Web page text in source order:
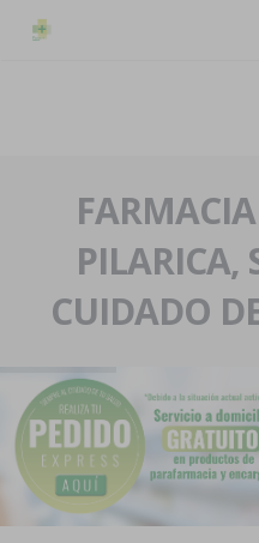
La farmacia
Nuestra historia
Nuestro equipo
Eventos
Servicios y reservas
Pedidos express
Blog
Contacto
Boletín
PILARICA,
CUIDADO